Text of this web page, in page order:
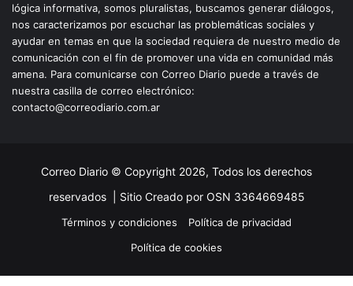
lógica informativa, somos pluralistas, buscamos generar diálogos,
nos caracterizamos por escuchar las problemáticas sociales y
ayudar en temas en que la sociedad requiera de nuestro medio de
comunicación con el fin de promover una vida en comunidad más
amena. Para comunicarse con Correo Diario puede a través de
nuestra casilla de correo electrónico:
contacto@correodiario.com.ar
Correo Diario © Copyright 2026, Todos los derechos
reservados | Sitio Creado por OSN 3364669485
Términos y condiciones
Política de privacidad
Política de cookies